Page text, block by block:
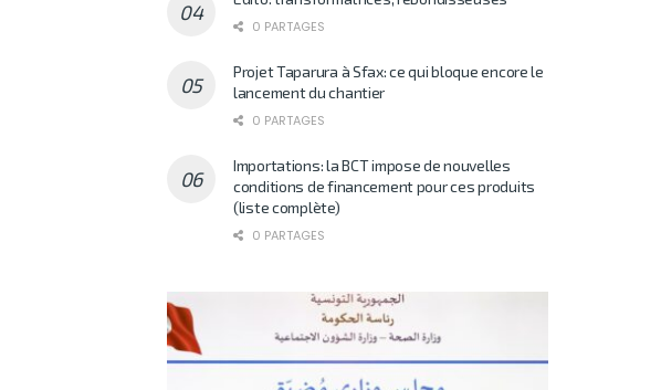
0 PARTAGES
Projet Taparura à Sfax: ce qui bloque encore le
lancement du chantier
0 PARTAGES
Importations: la BCT impose de nouvelles
conditions de financement pour ces produits
(liste complète)
0 PARTAGES